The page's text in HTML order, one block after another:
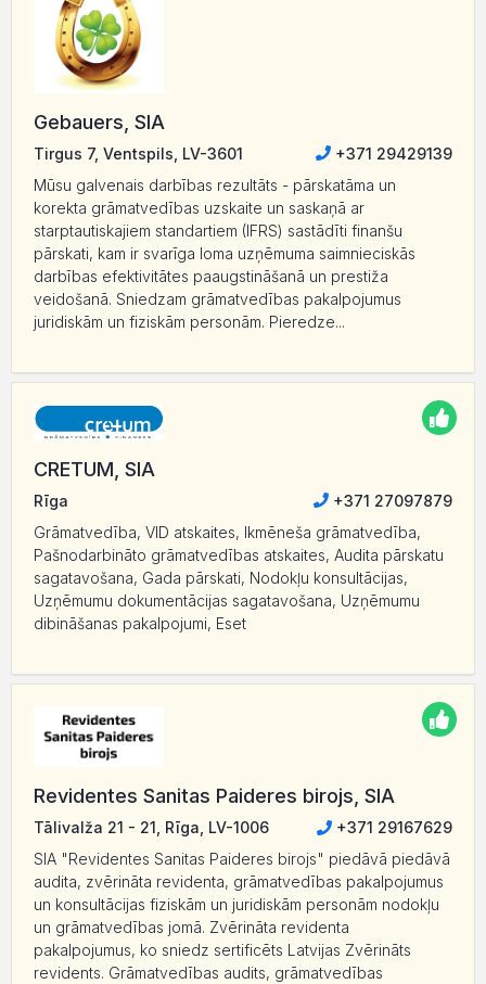
Gebauers, SIA
Tirgus 7, Ventspils, LV-3601
+371 29429139
Mūsu galvenais darbības rezultāts - pārskatāma un
korekta grāmatvedības uzskaite un saskaņā ar
starptautiskajiem standartiem (IFRS) sastādīti finanšu
pārskati, kam ir svarīga loma uzņēmuma saimnieciskās
darbības efektivitātes paaugstināšanā un prestiža
veidošanā. Sniedzam grāmatvedības pakalpojumus
juridiskām un fiziskām personām. Pieredze...
CRETUM, SIA
Rīga
+371 27097879
Grāmatvedība, VID atskaites, Ikmēneša grāmatvedība,
Pašnodarbināto grāmatvedības atskaites, Audita pārskatu
sagatavošana, Gada pārskati, Nodokļu konsultācijas,
Uzņēmumu dokumentācijas sagatavošana, Uzņēmumu
dibināšanas pakalpojumi, Eset
Revidentes Sanitas Paideres birojs, SIA
Tālivalža 21 - 21, Rīga, LV-1006
+371 29167629
SIA "Revidentes Sanitas Paideres birojs" piedāvā piedāvā
audita, zvērināta revidenta, grāmatvedības pakalpojumus
un konsultācijas fiziskām un juridiskām personām nodokļu
un grāmatvedības jomā. Zvērināta revidenta
pakalpojumus, ko sniedz sertificēts Latvijas Zvērināts
revidents. Grāmatvedības audits, grāmatvedības